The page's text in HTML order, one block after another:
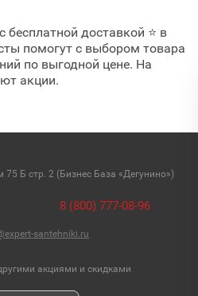
бесплатной доставкой ⭐ в
помогут с выбором товара
по выгодной цене. На
акции.
75 Б стр. 2 (Бизнес База «Дегунино»)
8 (800) 777-08-96
santehniki.ru
акциями и скидками